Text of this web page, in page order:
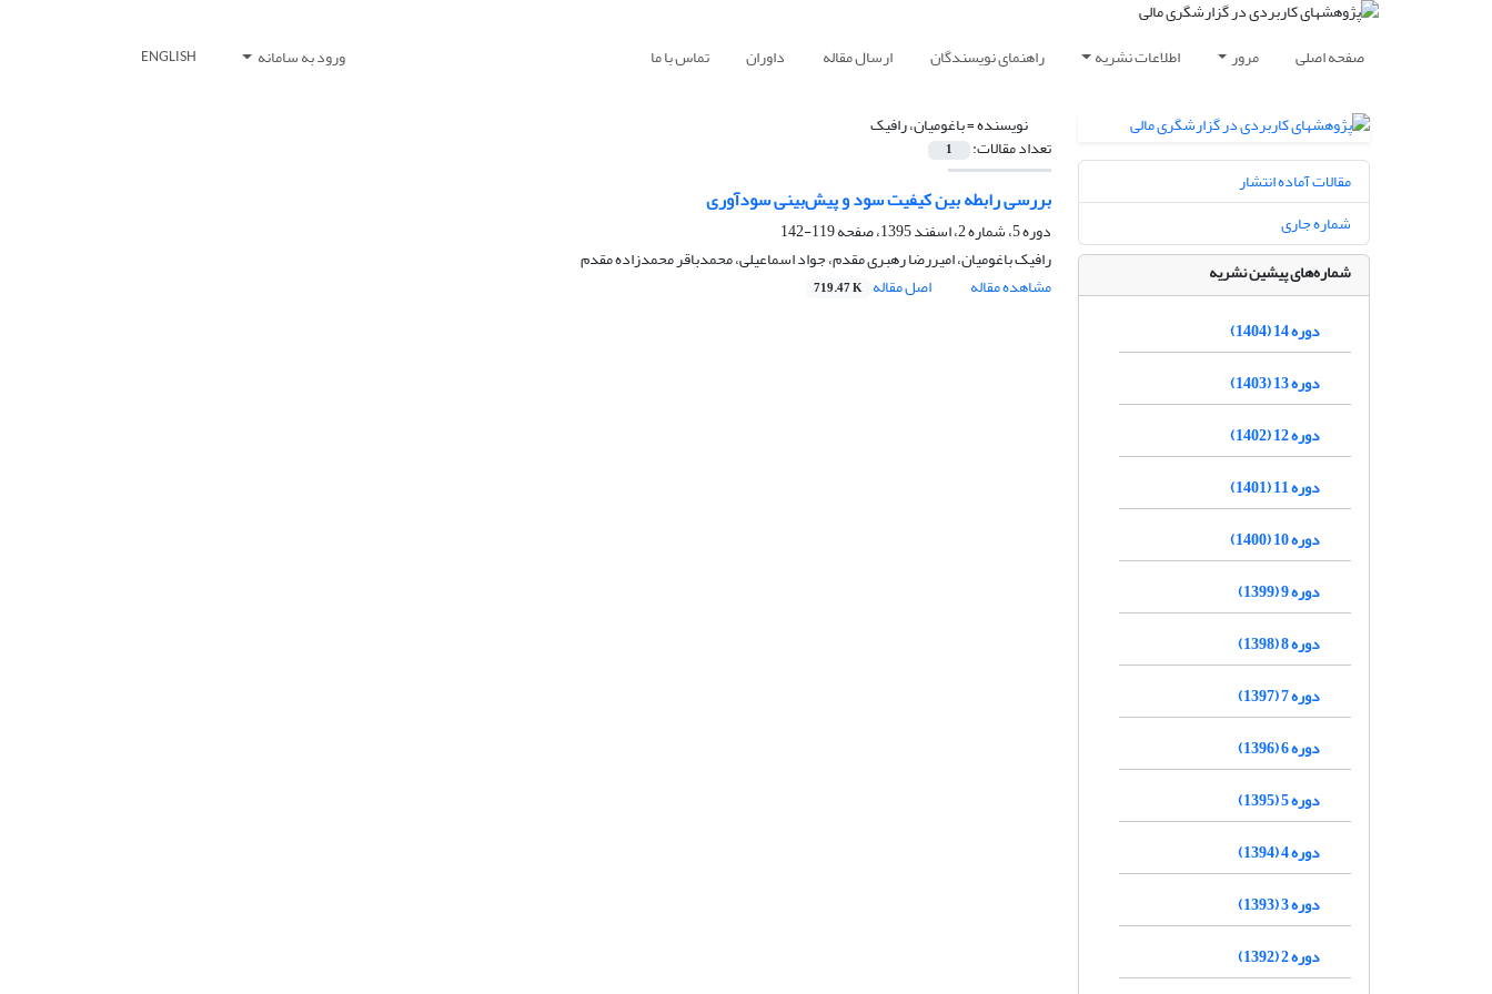
صفحه اصلی مرور اطلاعات نشریه راهنمای نویسندگان ارسال مقاله داوران تماس با ما ورود به سامانه ENGLISH
نویسنده =باغومیان، رافیک
تعداد مقالات: 1
بررسی رابطه بین کیفیت سود و پیش‌‌بینی سودآوری
دوره 5، شماره 2، اسفند 1395، صفحه
119-142
رافیک باغومیان، امیررضا رهبری مقدم، جواد اسماعیلی، محمدباقر محمدزاده مقدم
مشاهده مقاله
اصل مقاله 719.47 K
مقالات آماده انتشار
شماره جاری
شماره‌های پیشین نشریه
دوره 14 (1404)
دوره 13 (1403)
دوره 12 (1402)
دوره 11 (1401)
دوره 10 (1400)
دوره 9 (1399)
دوره 8 (1398)
دوره 7 (1397)
دوره 6 (1396)
دوره 5 (1395)
دوره 4 (1394)
دوره 3 (1393)
دوره 2 (1392)